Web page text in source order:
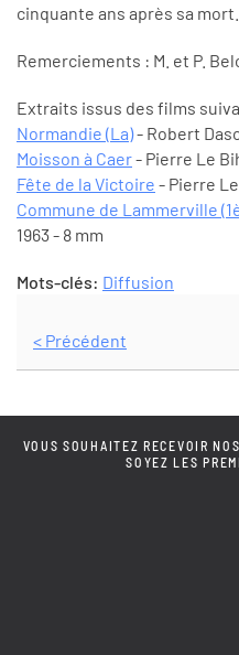
cinquante ans après sa mort.
Remerciements : M. et P.
Extraits issus des films
Normandie (La)- Robert
Moisson à Caer- Pierre Le
Fête de la Victoire - Pierre
Commune de Lammerville
1963 - 8 mm
Mots-clés: Diffusion
< Précédent
VOUS SOUHAITEZ RECEVOIR
SOYEZ LES